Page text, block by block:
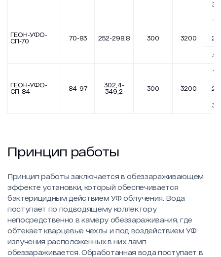
3,5
ГЕОН-УФО-
СП-70
70-83 252-298,8 300 3200
1,7
2,5
3,5
ГЕОН-УФО-
СП-84
84-97
302,4-
349,2
300 3200
1,7
2,5
3,5
Принцип работы
Принцип работы заключается в обеззараживающем
эффекте установки, который обеспечивается
бактерицидным действием УФ облучения. Вода
поступает по подводящему коллектору
непосредственно в камеру обеззараживания, где
обтекает кварцевые чехлы и под воздействием УФ
излучения расположенных в них ламп
обеззараживается. Обработанная вода поступает в